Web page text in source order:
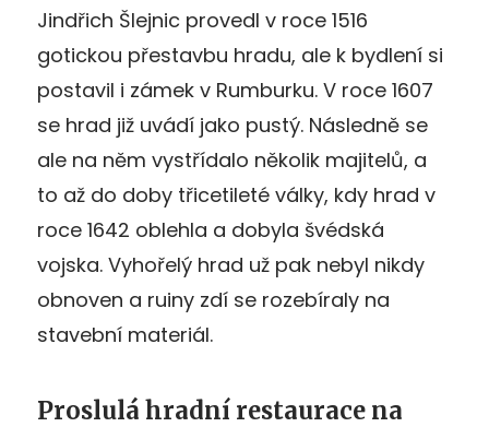
Jindřich Šlejnic provedl v roce 1516
gotickou přestavbu hradu, ale k bydlení si
postavil i zámek v Rumburku. V roce 1607
se hrad již uvádí jako pustý. Následně se
ale na něm vystřídalo několik majitelů, a
to až do doby třicetileté války, kdy hrad v
roce 1642 oblehla a dobyla švédská
vojska. Vyhořelý hrad už pak nebyl nikdy
obnoven a ruiny zdí se rozebíraly na
stavební materiál.
Proslulá hradní restaurace na